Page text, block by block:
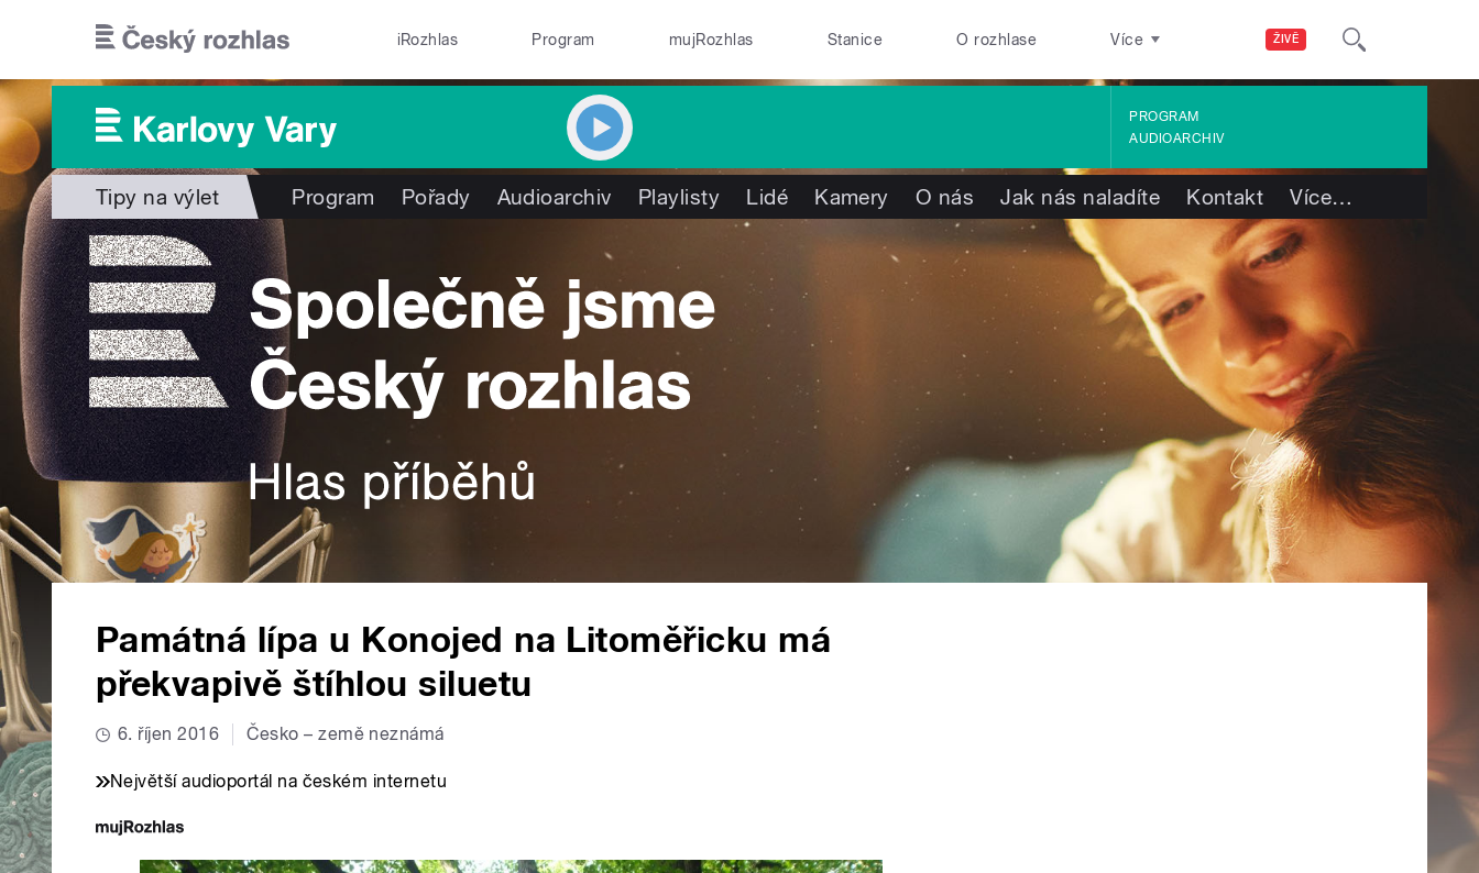
ŽIVĚ
iRozhlas Program mujRozhlas Stanice O rozhlase Více
PROGRAM
AUDIOARCHIV
Tipy na výlet Program Pořady Audioarchiv Playlisty Lidé Kamery O nás Jak nás naladíte Kontakt Více…
Památná lípa u Konojed na Litoměřicku má
překvapivě štíhlou siluetu
6. říjen 2016 Česko – země neznámá
Největší audioportál na českém internetu